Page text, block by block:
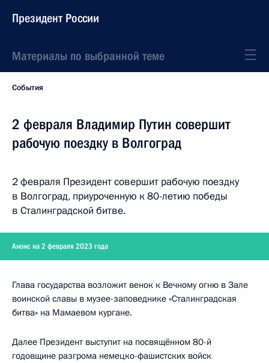
Президент России
Материалы по выбранной теме
События
2 февраля Владимир Путин совершит
рабочую поездку в Волгоград
2 февраля Президент совершит рабочую поездку
в Волгоград, приуроченную к 80-летию победы
в Сталинградской битве.
Анонс на 2 февраля 2023 года
Глава государства возложит венок к Вечному огню в Зале
воинской славы в музее-заповеднике «Сталинградская
битва» на Мамаевом кургане.
Далее Президент выступит на посвящённом 80-й
годовщине разгрома немецко-фашистских войск